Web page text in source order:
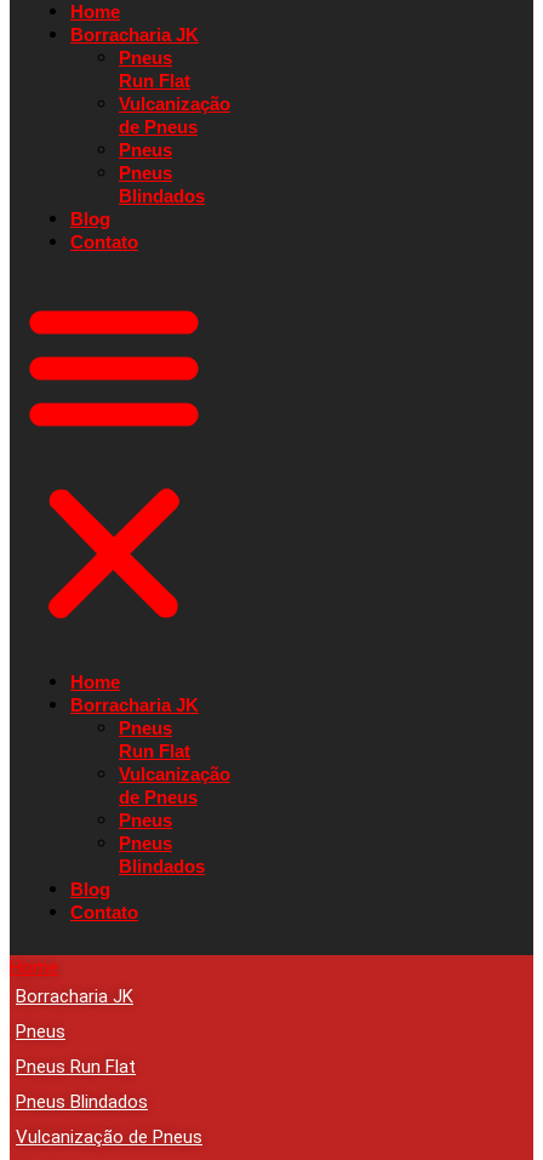
Home
Borracharia JK
Pneus
Run Flat
Vulcanização
de Pneus
Pneus
Pneus
Blindados
Blog
Contato
Home
Borracharia JK
Pneus
Run Flat
Vulcanização
de Pneus
Pneus
Pneus
Blindados
Blog
Contato
Home
Borracharia JK
Pneus
Pneus Run Flat
Pneus Blindados
Vulcanização de Pneus